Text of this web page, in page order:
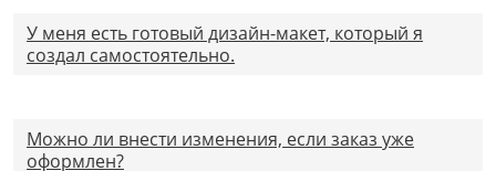
У меня есть готовый дизайн-макет, который я
создал самостоятельно.
Можно ли внести изменения, если заказ уже
оформлен?